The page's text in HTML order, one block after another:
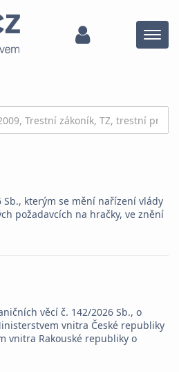
Menu
Sb., kterým se mění nařízení vlády
požadavcích na hračky, ve znění
věcí č. 142/2026 Sb., o
vnitra České republiky
vnitra Rakouské republiky o